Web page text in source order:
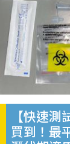
【快速
買到！最